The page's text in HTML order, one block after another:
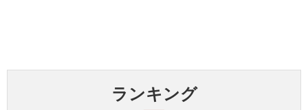
ランキング